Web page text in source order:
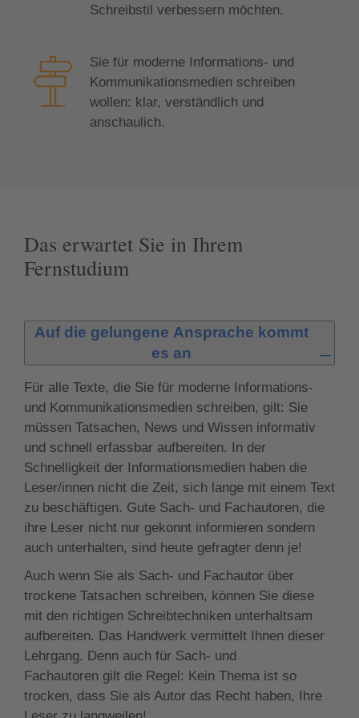
Schreibstil verbessern möchten.
Sie für moderne Informations- und
Kommunikationsmedien schreiben
wollen: klar, verständlich und
anschaulich.
Das erwartet Sie in Ihrem
Fernstudium
Auf die gelungene Ansprache kommt
es an
Für alle Texte, die Sie für moderne Informations-
und Kommunikationsmedien schreiben, gilt: Sie
müssen Tatsachen, News und Wissen informativ
und schnell erfassbar aufbereiten. In der
Schnelligkeit der Informationsmedien haben die
Leser/innen nicht die Zeit, sich lange mit einem Text
zu beschäftigen. Gute Sach- und Fachautoren, die
ihre Leser nicht nur gekonnt informieren sondern
auch unterhalten, sind heute gefragter denn je!
Auch wenn Sie als Sach- und Fachautor über
trockene Tatsachen schreiben, können Sie diese
mit den richtigen Schreibtechniken unterhaltsam
aufbereiten. Das Handwerk vermittelt Ihnen dieser
Lehrgang. Denn auch für Sach- und
Fachautoren gilt die Regel: Kein Thema ist so
trocken, dass Sie als Autor das Recht haben, Ihre